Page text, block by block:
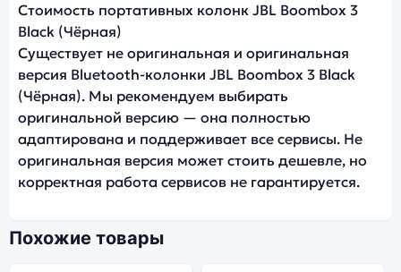
Стоимость портативных колонк JBL Boombox 3
Black (Чёрная)
Существует не оригинальная и оригинальная
версия Bluetooth-колонки JBL Boombox 3 Black
(Чёрная). Мы рекомендуем выбирать
оригинальной версию — она полностью
адаптирована и поддерживает все сервисы. Не
оригинальная версия может стоить дешевле, но
корректная работа сервисов не гарантируется.
Похожие товары